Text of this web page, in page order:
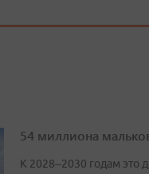
54 миллиона
К 2028–2030 годам это